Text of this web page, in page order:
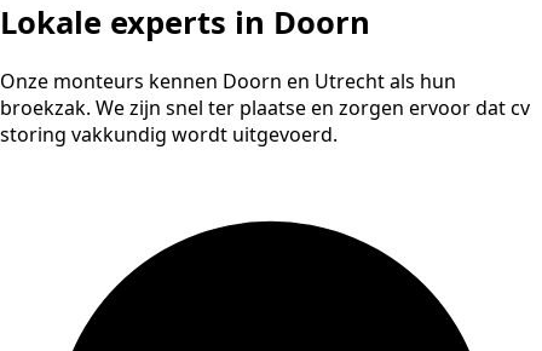
Lokale experts in Doorn
Onze monteurs kennen Doorn en Utrecht als hun
broekzak. We zijn snel ter plaatse en zorgen ervoor dat cv
storing vakkundig wordt uitgevoerd.